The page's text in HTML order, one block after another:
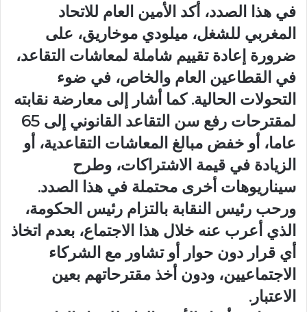
في هذا الصدد، أكد الأمين العام للاتحاد
المغربي للشغل، ميلودي موخاريق، على
ضرورة إعادة تقييم شاملة لمعاشات التقاعد،
في القطاعين العام والخاص، في ضوء
التحولات الحالية. كما أشار إلى معارضة نقابته
لمقترحات رفع سن التقاعد القانوني إلى 65
عاما، أو خفض مبالغ المعاشات التقاعدية، أو
الزيادة في قيمة الاشتراكات، وطرح
سيناريوهات أخرى محتملة في هذا الصدد.
ورحب رئيس النقابة بالتزام رئيس الحكومة،
الذي أعرب عنه خلال هذا الاجتماع، بعدم اتخاذ
أي قرار دون حوار أو تشاور مع الشركاء
الاجتماعيين، ودون أخذ مقترحاتهم بعين
الاعتبار.